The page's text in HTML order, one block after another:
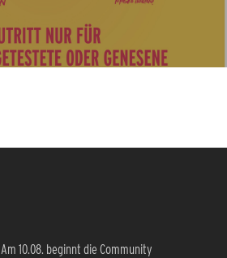
Am 10.08. beginnt die Community